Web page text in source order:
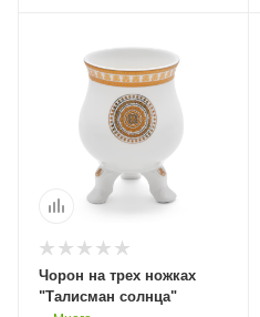
Чорон на трех ножках
"Талисман солнца"